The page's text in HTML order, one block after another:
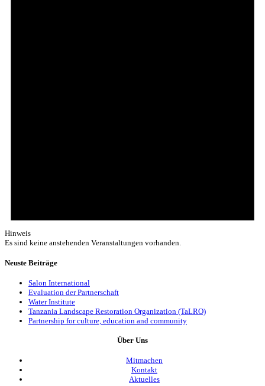
Hinweis
Es sind keine anstehenden Veranstaltungen vorhanden.
Neuste Beiträge
Salon International
Evaluation der Partnerschaft
Water Institute
Tanzania Landscape Restoration Organization (TaLRO)
Partnership for culture, education and community
Über Uns
Mitmachen
Kontakt
Aktuelles